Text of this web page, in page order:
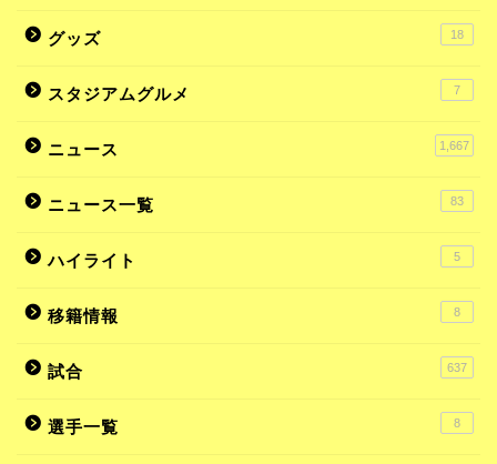
グッズ 18
スタジアムグルメ 7
ニュース 1,667
ニュース一覧 83
ハイライト 5
移籍情報 8
試合 637
選手一覧 8